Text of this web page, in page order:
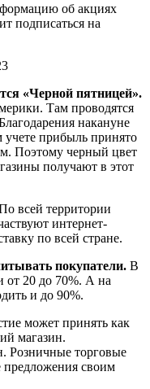
об акциях
подписаться на
«Черной пятницей».
Там проводятся
накануне
прибыль принято
Поэтому черный цвет
получают в этот
всей территории
интернет-
по всей стране.
покупатели. В
от 20 до 70%. А на
и до 90%.
может принять как
магазин.
Розничные торговые
предложения своим